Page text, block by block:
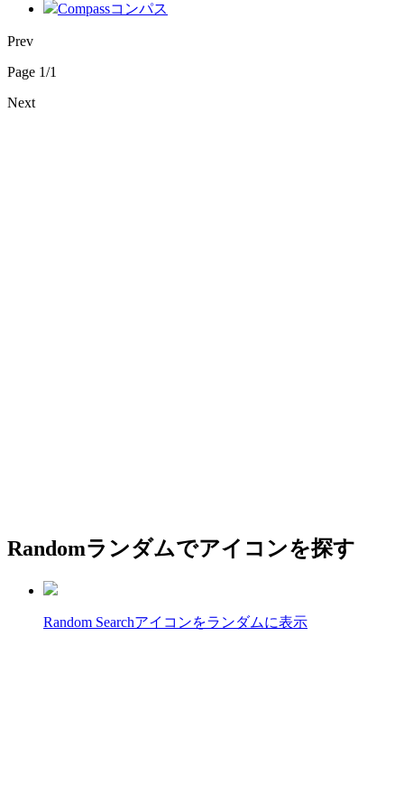
Compassコンパス
Prev
Page 1/1
Next
Randomランダムでアイコンを探す
Random Searchアイコンをランダムに表示